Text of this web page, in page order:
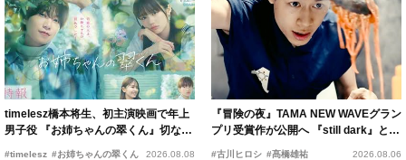
timelesz橋本将生、初主演映画で年上
男子役 『お姉ちゃんの翠くん』切ない
恋の幕開けを予感
#timelesz #お姉ちゃんの翠くん 2026.08.08
『冒険の夜』TAMA NEW WAVEグラン
プリ受賞作が公開へ 『still dark』と同
時上映決定
#古川ヒロシ #髙橋雄祐 2026.08.06